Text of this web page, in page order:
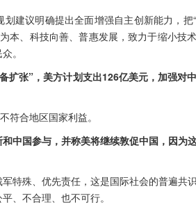
建议明确提出全面增强自主创新能力，把
、科技向善、普惠发展，致力于缩小技术
。
扩张”，美方计划支出126亿美元，加强对
符合地区国家利益。
中国参与，并称美将继续敦促中国，因为
特殊、优先责任，这是国际社会的普遍共
、不合理、也不可行。